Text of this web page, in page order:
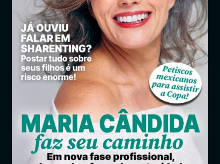
Entrar